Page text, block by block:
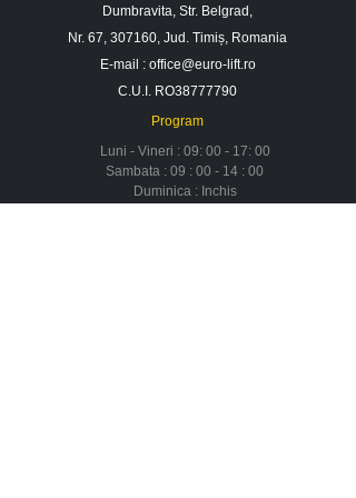
Dumbravita, Str. Belgrad,
Nr. 67, 307160, Jud. Timiș, Romania
E-mail : office@euro-lift.ro
C.U.I. RO38777790
Program
Luni - Vineri : 09: 00 - 17: 00
Sambata : 09 : 00 - 14 : 00
Duminica : Inchis